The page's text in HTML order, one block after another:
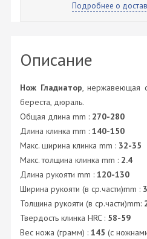
Подробнее о
Описание
Нож Гладиатор, нержавеющая
береста, дюраль.
Общая длина mm : 270-280
Длина клинка mm : 140-150
Макс. ширина клинка mm : 32-35
Макс. толщина клинка mm : 2.4
Длина рукояти mm : 120-130
Ширина рукояти (в ср.части)mm :
Толщина рукояти (в ср.части)mm:
Твердость клинка HRC : 58-59
Вес ножа (грамм) : 145 (с